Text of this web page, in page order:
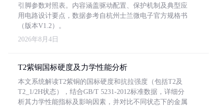
引脚参数对照表。内容涵盖驱动配置、保护机制及典型应
用电路设计要点，数据参考自杭州士兰微电子官方规格书
（版本V1.2）。
2026年8月4日
T2紫铜国标硬度及力学性能分析
本文系统解读T2紫铜的国标硬度和抗拉强度（包括T2及
T2_1/2H状态），结合GB/T 5231-2012标准数据，详细分
析其力学性能指标及影响因素，并对比不同状态下的金属